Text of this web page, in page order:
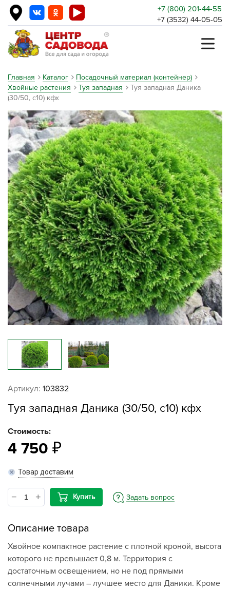
+7 (800) 201-44-55
+7 (3532) 44-05-05
Главная Каталог
Посадочный материал (контейнер)
Хвойные растения
Туя западная
Туя западная Даника
(30/50, c10) кфх
Артикул: 103832
Туя западная Даника (30/50, c10) кфх
Стоимость:
4 750
Товар доставим
Купить Задать вопрос
Описание товара
Хвойное компактное растение с плотной кроной, высота
которого не превышает 0,8 м. Территория с
достаточным освещением, но не под прямыми
солнечными лучами – лучшее место для Даники. Кроме